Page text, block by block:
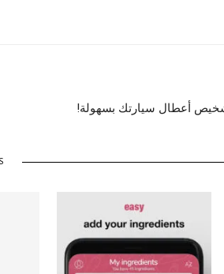
أعطال سيارتك بسهولة!